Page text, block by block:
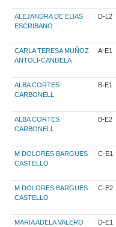
ALEJANDRA DE ELIAS
ESCRIBANO
D-L2
CARLA TERESA MUÑOZ
ANTOLI-CANDELA
A-E1
ALBA CORTES
CARBONELL
B-E1
ALBA CORTES
CARBONELL
B-E2
M DOLORES BARGUES
CASTELLO
C-E1
M DOLORES BARGUES
CASTELLO
C-E2
MARIA ADELA VALERO
D-E1